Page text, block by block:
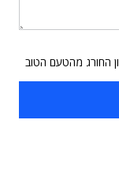
החורג מהטעם הטוב